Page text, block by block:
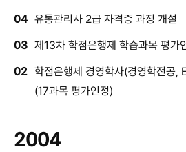
04 유통관리사 2급 자격증 과정 개설
03 제13차 학점은행제 학습과목 평가
02 학점은행제 경영학사(경영학전공,
(17과목 평가인정)
2004